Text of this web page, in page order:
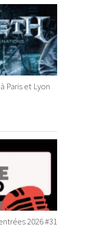
ACTU METAL
Paris et Lyon
2026 #31